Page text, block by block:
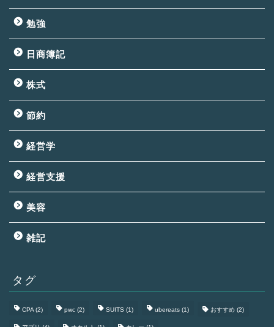
勉強
日商簿記
株式
節約
経営学
経営支援
美容
雑記
タグ
CPA (2) pwc (2) SUITS (1) ubereats (1) おすすめ (2)